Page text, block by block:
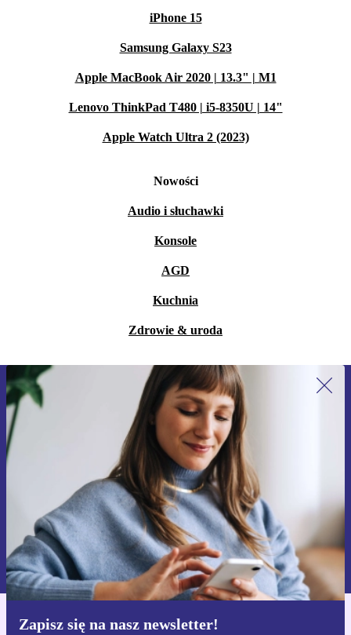
iPhone 15
Samsung Galaxy S23
Apple MacBook Air 2020 | 13.3" | M1
Lenovo ThinkPad T480 | i5-8350U | 14"
Apple Watch Ultra 2 (2023)
Nowości
Audio i słuchawki
Konsole
AGD
Kuchnia
Zdrowie & uroda
Zapisz się na nasz newsletter!
Zapisz się na nasz newsletter!
Nie przegap żadnej oferty.
Zarejestruj się
Informacje na temat używania danych osobowych znajdują się w
naszej
Polityce prywatności
Pobierz aplikację refurbed